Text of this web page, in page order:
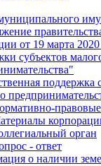
от 19 марта
субъектов
поддержка
орган
- ответ
о наличии